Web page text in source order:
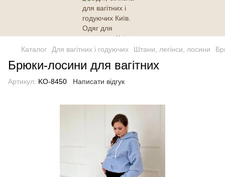
Каталог Для вагітних і годуючих Штани, легінси, лосини
Брюки-лосини для вагітних
Артикул: KO-8450 Написати відгук